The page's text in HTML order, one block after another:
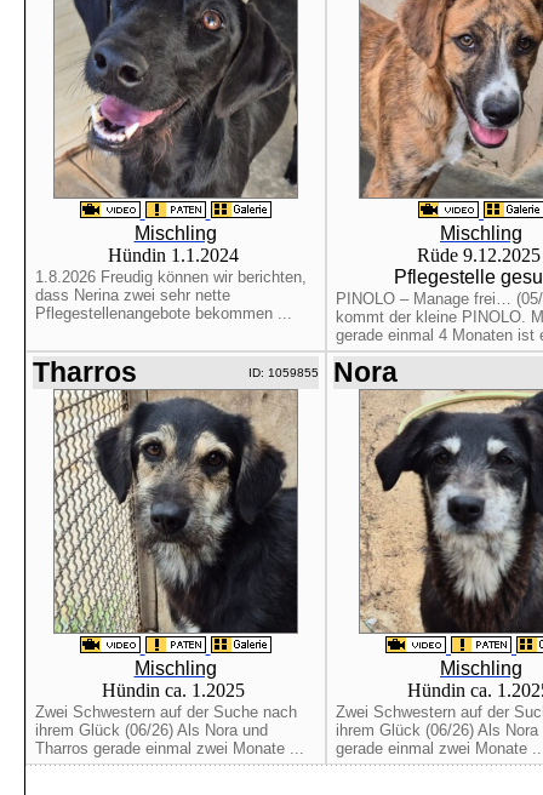
Mischling
Hündin 1.1.2024
1.8.2026 Freudig können wir berichten,
dass Nerina zwei sehr nette
Pflegestellenangebote bekommen ...
Mischling
Rüde
Pflegestelle
PINOLO – Manage frei…
kommt der kleine PINOLO.
gerade einmal 4 Monaten ist
Tharros ID: 1059855
Mischling
Hündin ca. 1.2025
Zwei Schwestern auf der Suche nach
ihrem Glück (06/26) Als Nora und
Tharros gerade einmal zwei Monate ...
Nora
Mischling
Hündin ca.
Zwei Schwestern auf der
ihrem Glück (06/26) Als Nora
gerade einmal zwei Monate